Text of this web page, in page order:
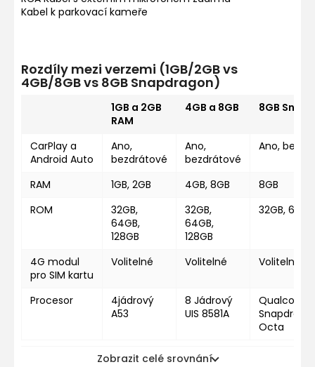
Kabel k parkovací kameře
Rozdíly mezi verzemi (1GB/2GB vs
4GB/8GB vs 8GB Snapdragon)
1GB a 2GB
RAM
4GB a 8GB 8GB
CarPlay a
Android Auto
Ano,
bezdrátové
Ano,
bezdrátové
Ano,
RAM 1GB, 2GB 4GB, 8GB
8GB
ROM
32GB,
64GB,
128GB
32GB,
64GB,
128GB
32GB,
4G modul
pro SIM kartu
Volitelné Volitelné Volitelné
Procesor
4jádrový
A53
8 Jádrový
UIS 8581A
Octa
Zobrazit celé srovnání